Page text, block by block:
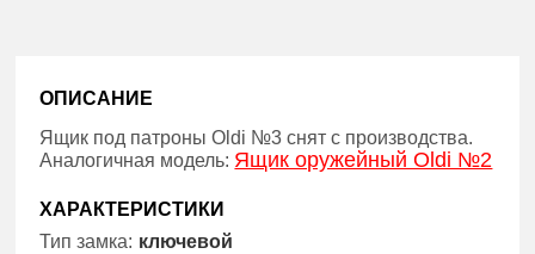
ОПИСАНИЕ
Ящик под патроны Oldi №3 снят с производства.
Аналогичная модель: Ящик оружейный Oldi №2
ХАРАКТЕРИСТИКИ
Тип замка: ключевой